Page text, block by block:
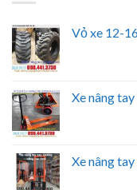
Vỏ xe 12-
Xe nâng
Xe nâng